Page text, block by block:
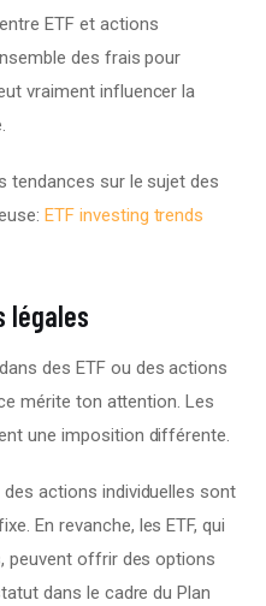
ETF et actions
des frais pour
vraiment influencer la
tendances sur le sujet des
ETF investing trends
légales
des ETF ou des actions
mérite ton attention. Les
une imposition différente.
des actions individuelles sont
En revanche, les ETF, qui
peuvent offrir des options
dans le cadre du Plan